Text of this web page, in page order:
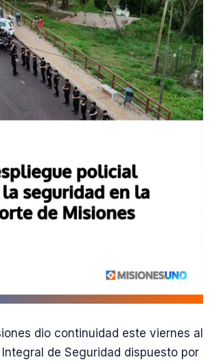
dio continuidad este viernes al
de Seguridad dispuesto por